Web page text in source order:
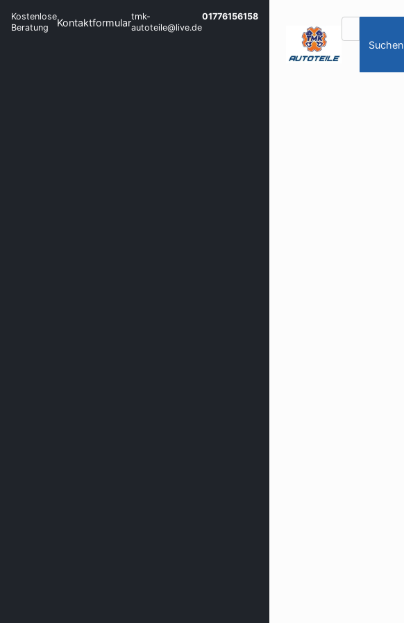
Kostenlose
Beratung
Kontaktformulartmk-
autoteile@live.de
01776156158
Suchen